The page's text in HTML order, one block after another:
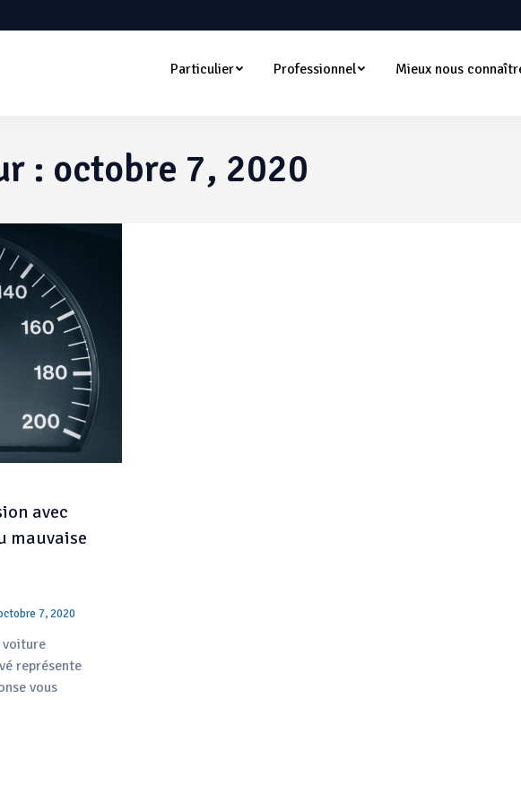
Particulier Professionnel Mieux nous
: octobre 7, 2020
avec
mauvaise
7, 2020
voiture
représente
vous